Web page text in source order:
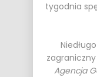
tygodnia
Agencja